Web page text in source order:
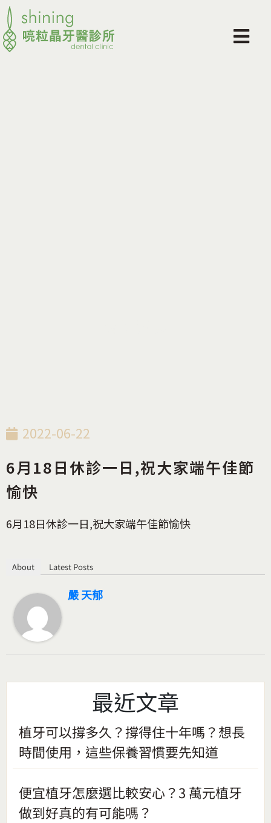
2022-06-22
6月18日休診一日,祝大家端午佳節
愉快
6月18日休診一日,祝大家端午佳節愉快
About Latest Posts
嚴 天郁
最近文章
植牙可以撐多久？撐得住十年嗎？想長
時間使用，這些保養習慣要先知道
便宜植牙怎麼選比較安心？3 萬元植牙
做到好真的有可能嗎？